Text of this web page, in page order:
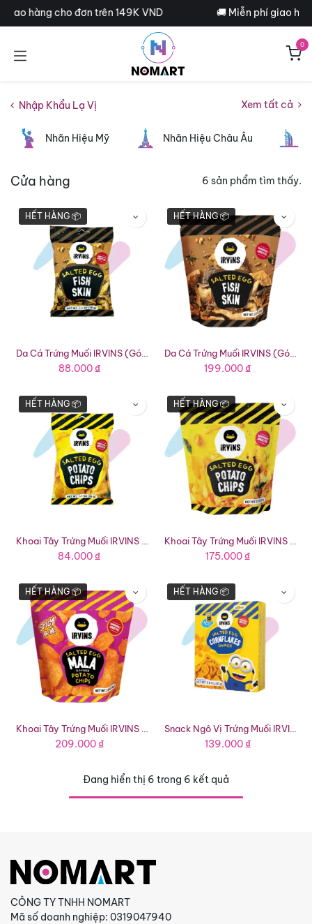
Bỏ qua để đến Nội dung
hàng cho đơn trên 149K VND 🚚 Miễn phí giao
0
Nhập Khẩu Lạ Vị Xem tất cả
Nhãn Hiệu Mỹ Nhãn Hiệu Châu Âu
Cửa hàng 6 sản phẩm tìm thấy.
HẾT HÀNG 📦
88.000₫
HẾT HÀNG 📦
199.000₫
HẾT HÀNG 📦
84.000₫
HẾT HÀNG 📦
175.000₫
HẾT HÀNG 📦
209.000₫
HẾT HÀNG 📦
139.000₫
Đang hiển thị 6 trong 6 kết quả
CÔNG TY TNHH NOMART
Mã số doanh nghiệp: 0319047940